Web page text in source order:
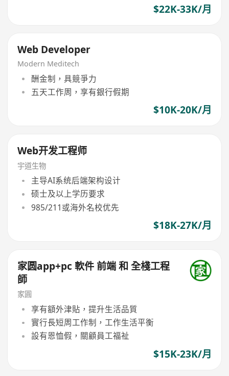
$22K-33K/月
Web Developer
Modern Meditech
酬金制，具競爭力
五天工作周，享有銀行假期
$10K-20K/月
Web开发工程师
宇道生物
主导AI系统后端架构设计
硕士及以上学历要求
985/211或海外名校优先
$18K-27K/月
家圆app+pc 軟件 前端 和 全棧工程
師
家圓
享有額外津貼，提升生活品質
實行長短周工作制，工作生活平衡
設有恩恤假，關顧員工福祉
$15K-23K/月